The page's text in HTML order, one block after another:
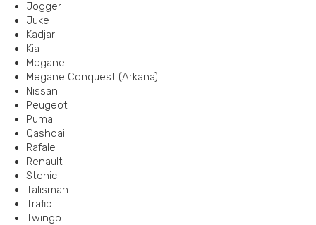
Jogger
Juke
Kadjar
Kia
Megane
Megane Conquest (Arkana)
Nissan
Peugeot
Puma
Qashqai
Rafale
Renault
Stonic
Talisman
Trafic
Twingo